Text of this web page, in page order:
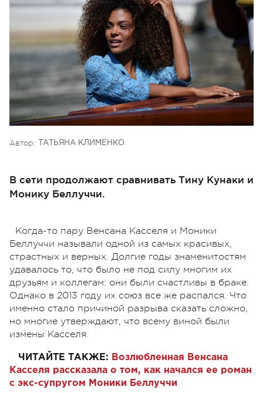
Автор: ТАТЬЯНА КЛИМЕНКО
В сети продолжают сравнивать Тину Кунаки и
Монику Беллуччи.
Когда-то пару Венсана Касселя и Моники
Беллуччи называли одной из самых красивых,
страстных и верных. Долгие годы знаменитостям
удавалось то, что было не под силу многим их
друзьям и коллегам: они были счастливы в браке.
Однако в 2013 году их союз все же распался. Что
именно стало причиной разрыва сказать сложно,
но многие утверждают, что всему виной были
измены Касселя.
ЧИТАЙТЕ ТАКЖЕ: Возлюбленная Венсана
Касселя рассказала о том, как начался ее роман
с экс-супругом Моники Беллуччи